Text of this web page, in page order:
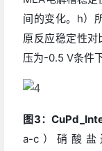
间的变化。h）
原反应稳定性
压为-0.5 V条件
图3：
a-c）硝酸盐